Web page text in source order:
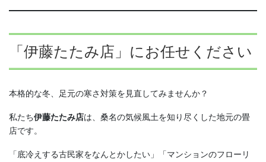
「伊藤たたみ店」にお任せください
本格的な冬、足元の寒さ対策を見直してみませんか？
私たち伊藤たたみ店は、桑名の気候風土を知り尽くした地元の畳
店です。
「底冷えする古民家をなんとかしたい」「マンションのフローリ